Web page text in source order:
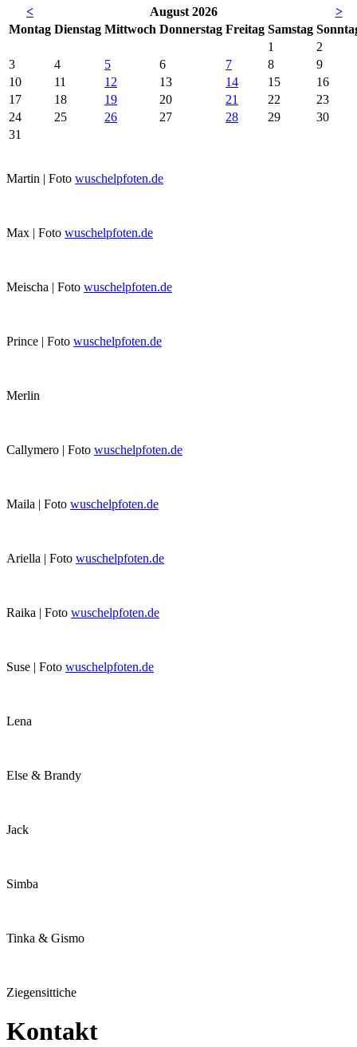
< August 2026
>
Montag Dienstag Mittwoch Donnerstag Freitag Samstag So
1
2
3
4 5 6 7 8
9
10
11 12 13 14 15
16
17
18 19 20 21 22
23
24
25 26 27 28 29
30
31
Martin | Foto wuschelpfoten.de
Max | Foto wuschelpfoten.de
Meischa | Foto wuschelpfoten.de
Prince | Foto wuschelpfoten.de
Merlin
Callymero | Foto wuschelpfoten.de
Maila | Foto wuschelpfoten.de
Ariella | Foto wuschelpfoten.de
Raika | Foto wuschelpfoten.de
Suse | Foto wuschelpfoten.de
Lena
Else & Brandy
Jack
Simba
Tinka & Gismo
Ziegensittiche
Kontakt